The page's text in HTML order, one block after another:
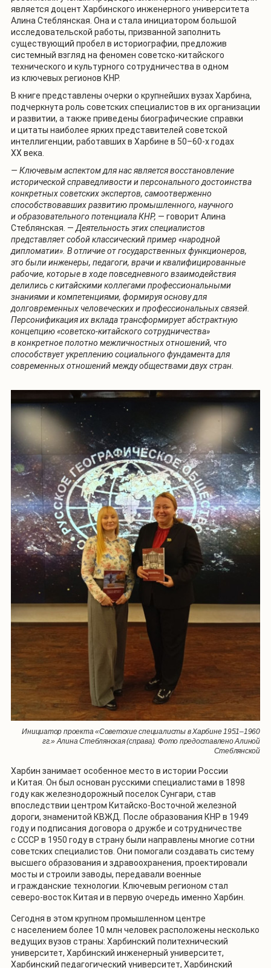
является доцент Харбинского инженерного университета
Алина Стеблянская. Она и стала инициатором большой
исследовательской работы, призванной заполнить
существующий пробел в историографии, предложив
системный взгляд на феномен советско-китайского
технического и культурного сотрудничества в одном
из ключевых регионов КНР.
В книге представлены очерки о крупнейших вузах Харбина,
подчеркнута роль советских специалистов в их организации
и развитии, а также приведены биографические справки
и цитаты наиболее ярких представителей советской
интеллигенции, работавших в Харбине в 50–60-х годах
ХХ века.
— Ключевым аспектом для нас является восстановление
исторической справедливости и персонального достоинства
конкретных советских экспертов, самоотверженно
способствовавших развитию промышленного, научного
и образовательного потенциала КНР, — говорит Алина
Стеблянская. —Деятельность этих специалистов
представляет собой классический пример «народной
дипломатии». В отличие от государственных функционеров,
это были инженеры, педагоги, врачи и квалифицированные
рабочие, которые в ходе повседневного взаимодействия
делились с китайскими коллегами профессиональными
знаниями и компетенциями, формируя основу для
долговременных человеческих и профессиональных связей.
Персонификация их вклада трансформирует абстрактную
концепцию «советско-китайского сотрудничества»
в конкретное полотно межличностных отношений, что
способствует укреплению социального фундамента для
современных отношений между обществами двух стран.
Инициатор проекта «Советские специалисты в Харбине 1951–1960
гг.» Алина Стеблянская (справа). Фото предоставлено Алиной
Стеблянской
Харбин занимает особенное место в истории России
и Китая. Он был основан русскими специалистами в 1898
году как железнодорожный поселок Сунгари, став
впоследствии центром Китайско-Восточной железной
дороги, знаменитой КВЖД. После образования КНР в 1949
году и подписания договора о дружбе и сотрудничестве
с СССР в 1950 году в страну были направлены многие сотни
советских специалистов. Они помогали создавать систему
высшего образования и здравоохранения, проектировали
мосты и строили заводы, передавали военные
и гражданские технологии. Ключевым регионом стал
северо-восток Китая и в первую очередь именно Харбин.
Сегодня в этом крупном промышленном центре
с населением более 10 млн человек расположены несколько
ведущих вузов страны: Харбинский политехнический
университет, Харбинский инженерный университет,
Харбинский педагогический университет, Харбинский